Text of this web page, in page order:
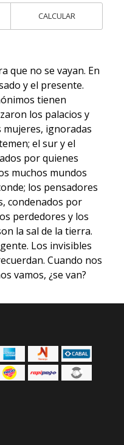
CALCULAR
que no se vayan. En
y el presente.
tienen
los palacios y
mujeres, ignoradas
el sur y el
por quienes
muchos mundos
los pensadores
condenados por
perdedores y los
la sal de la tierra.
Los invisibles
Cuando nos
vamos, ¿se van?